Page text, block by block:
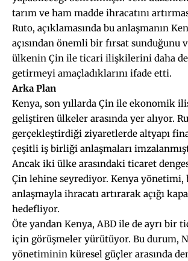
tarım ve ham madde ihracatını
Ruto, açıklamasında bu anlaşmanın
açısından önemli bir fırsat sunduğunu
ülkenin Çin ile ticari ilişkilerini daha
getirmeyi amaçladıklarını ifade etti.
Arka Plan
Kenya, son yıllarda Çin ile ekonomik
geliştiren ülkeler arasında yer alıyor.
gerçekleştirdiği ziyaretlerde altyapı
çeşitli iş birliği anlaşmaları
Ancak iki ülke arasındaki ticaret
Çin lehine seyrediyor. Kenya yönetimi,
anlaşmayla ihracatı artırarak açığı
hedefliyor.
Öte yandan Kenya, ABD ile de ayrı bir
için görüşmeler yürütüyor. Bu durum,
yönetiminin küresel güçler arasında